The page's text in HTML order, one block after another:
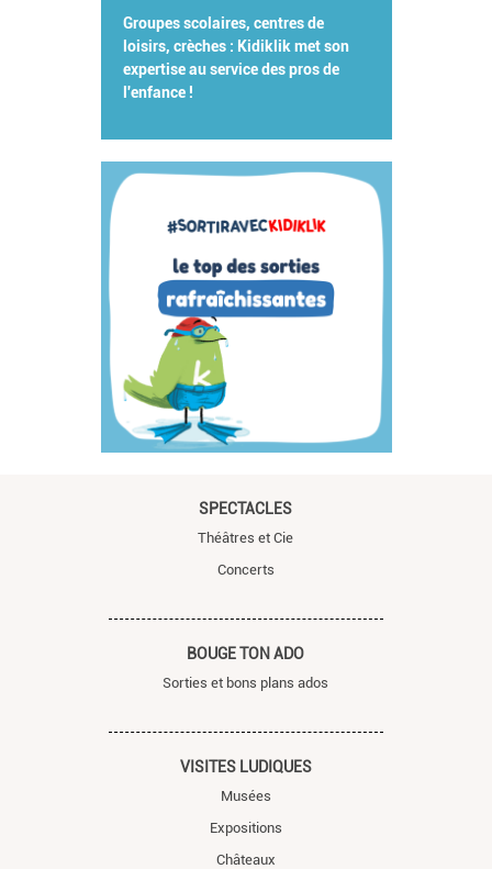
Groupes scolaires, centres de
loisirs, crèches : Kidiklik met son
expertise au service des pros de
l'enfance !
SPECTACLES
Théâtres et Cie
Concerts
BOUGE TON ADO
Sorties et bons plans ados
VISITES LUDIQUES
Musées
Expositions
Châteaux